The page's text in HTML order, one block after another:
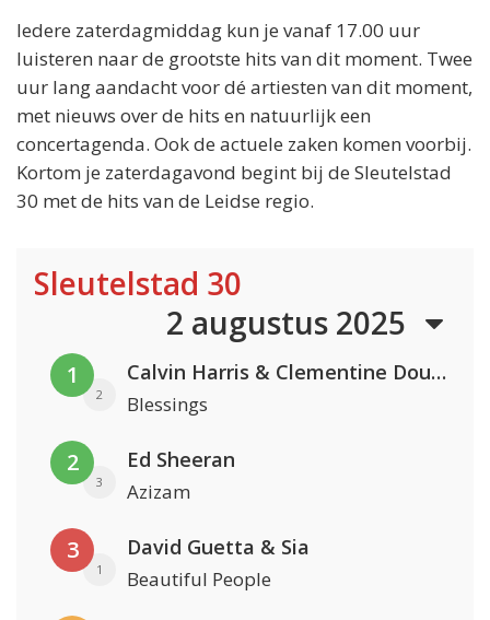
Iedere zaterdagmiddag kun je vanaf 17.00 uur
luisteren naar de grootste hits van dit moment. Twee
uur lang aandacht voor dé artiesten van dit moment,
met nieuws over de hits en natuurlijk een
concertagenda. Ook de actuele zaken komen voorbij.
Kortom je zaterdagavond begint bij de Sleutelstad
30 met de hits van de Leidse regio.
Sleutelstad 30
2 augustus 2025
1
2
Calvin Harris & Clementine Douglas
Blessings
2
3
Ed Sheeran
Azizam
3
1
David Guetta & Sia
Beautiful People